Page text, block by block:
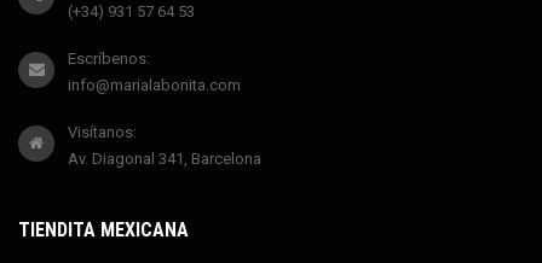
(+34) 931 57 64 53
Escríbenos:
info@marialabonita.com
Visítanos:
Av. Diagonal 341, Barcelona
TIENDITA MEXICANA